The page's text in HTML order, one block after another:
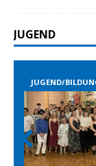
JUGEND
BILDUNG
Prev